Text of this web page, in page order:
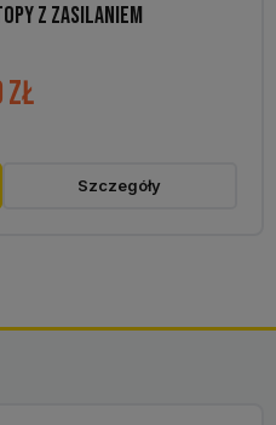
Z ZASILANIEM
zł
Szczegóły